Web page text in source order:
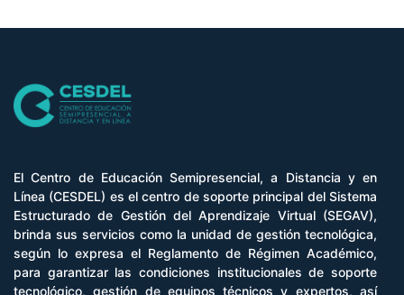
El Centro de Educación Semipresencial, a Distancia y en
Línea (CESDEL) es el centro de soporte principal del Sistema
Estructurado de Gestión del Aprendizaje Virtual (SEGAV),
brinda sus servicios como la unidad de gestión tecnológica,
según lo expresa el Reglamento de Régimen Académico,
para garantizar las condiciones institucionales de soporte
tecnológico, gestión de equipos técnicos y expertos, así